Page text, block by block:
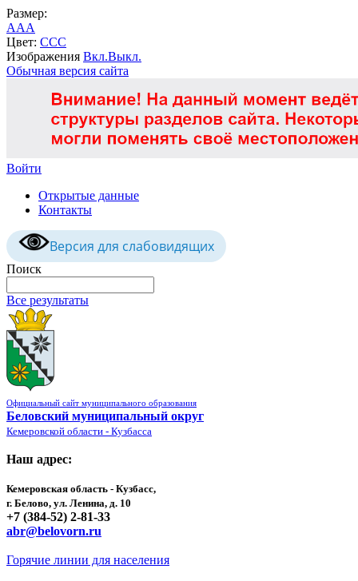
Размер:
AAA
Цвет: CCC
Изображения Вкл.Выкл.
Обычная версия сайта
Войти
Открытые данные
Контакты
Версия для слабовидящих
Поиск
Все результаты
Официальный сайт муниципального образования
Беловский муниципальный округ
Кемеровской области - Кузбасса
Наш адрес:
Кемеровская область - Кузбасс,
г. Белово, ул. Ленина, д. 10
+7 (384-52) 2-81-33
abr@belovorn.ru
Горячие линии для населения